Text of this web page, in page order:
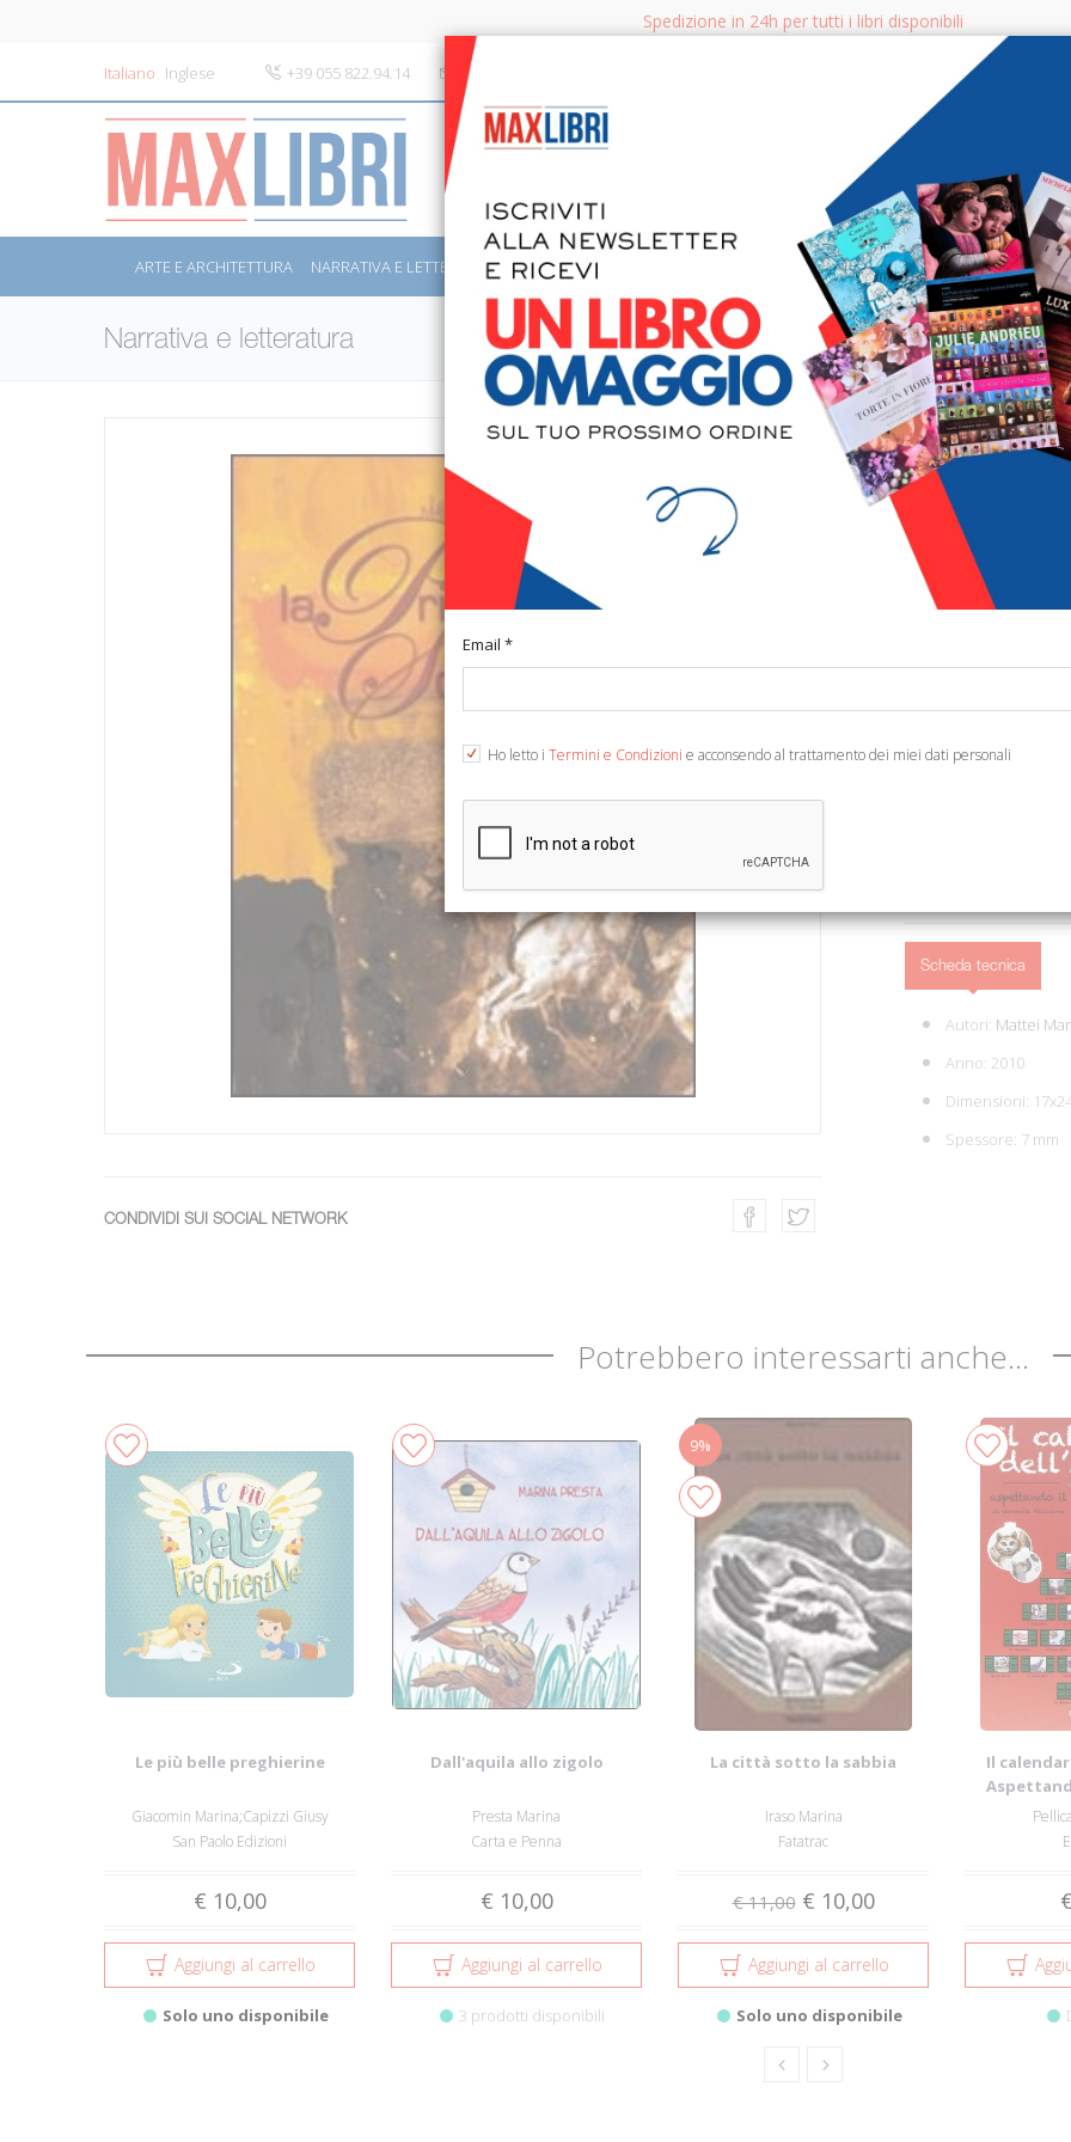
Spedizione in 24h per tutti i libri disponibili
Italiano Inglese +39 055 822.94.14 info@maxlibri.it
CERCA
ARTE E ARCHITETTURA NARRATIVA E LETTERATURA SAGGISTICA LIBRI PER BAMBINI E RAGAZZI MANUALI - GUIDE - CORSI
Narrativa e letteratura
CONDIVIDI SUI SOCIAL NETWORK
La
€ 14,90
Ean13:
Scheda tecnica
Autori: Mattei
Anno: 2010
Dimensioni:
Spessore: 7 mm
Potrebbero interessarti anche...
Le più belle preghierine
Giacomin Marina;Capizzi Giusy
San Paolo Edizioni
€ 10,00
Aggiungi al carrello
Solo uno disponibile
Dall'aquila allo zigolo
Presta Marina
Carta e Penna
€ 10,00
Aggiungi al carrello
3 prodotti disponibili
9%
La città sotto la sabbia
Iraso Marina
Fatatrac
€ 11,00 € 10,00
Aggiungi al carrello
Solo uno disponibile
Il
Email *
Ho letto i Termini e Condizioni e acconsendo al trattamento dei miei dati personali